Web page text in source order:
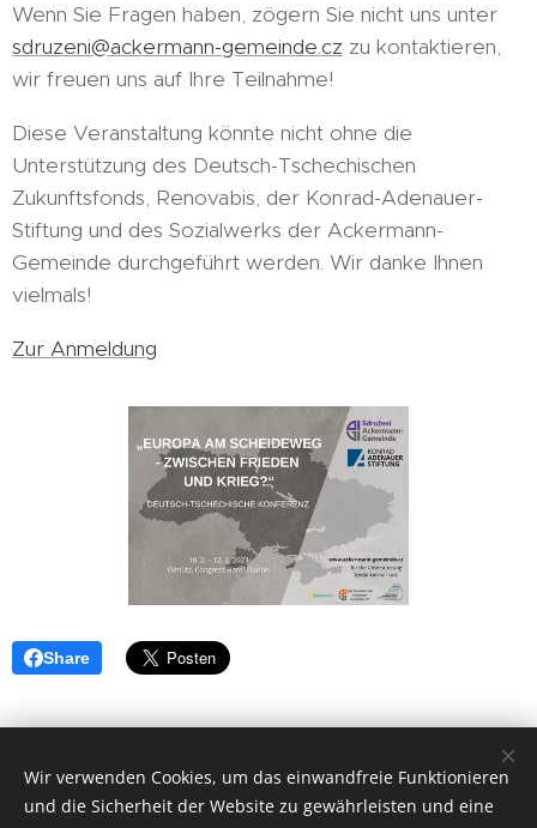
Wenn Sie Fragen haben, zögern Sie nicht uns unter
sdruzeni@ackermann-gemeinde.cz zu kontaktieren,
wir freuen uns auf Ihre Teilnahme!
Diese Veranstaltung könnte nicht ohne die
Unterstützung des Deutsch-Tschechischen
Zukunftsfonds, Renovabis, der Konrad-Adenauer-
Stiftung und des Sozialwerks der Ackermann-
Gemeinde durchgeführt werden. Wir danke Ihnen
vielmals!
Zur Anmeldung
Share
Vytvořeno službouWebnode Cookies
Wir verwenden Cookies, um das einwandfreie Funktionieren
und die Sicherheit der Website zu gewährleisten und eine